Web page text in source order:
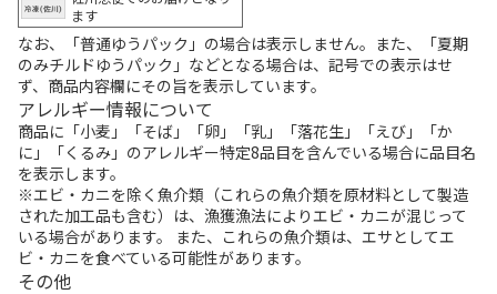
ます
なお、「普通ゆうパック」の場合は表示しません。また、「夏期
のみチルドゆうパック」などとなる場合は、記号での表示はせ
ず、商品内容欄にその旨を表示しています。
アレルギー情報について
商品に「小麦」「そば」「卵」「乳」「落花生」「えび」「か
に」「くるみ」のアレルギー特定8品目を含んでいる場合に品目名
を表示します。
※エビ・カニを除く魚介類（これらの魚介類を原材料として製造
された加工品も含む）は、漁獲漁法によりエビ・カニが混じって
いる場合があります。 また、これらの魚介類は、エサとしてエ
ビ・カニを食べている可能性があります。
その他